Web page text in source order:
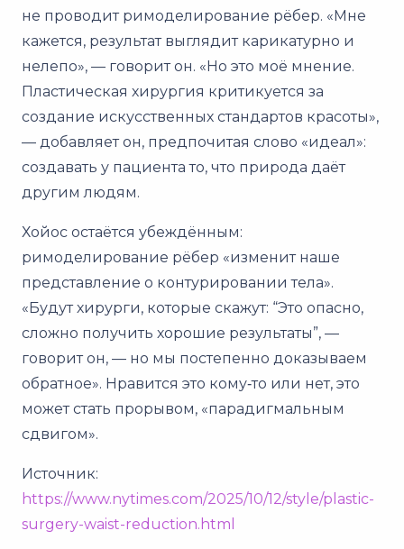
не проводит римоделирование рёбер. «Мне
кажется, результат выглядит карикатурно и
нелепо», — говорит он. «Но это моё мнение.
Пластическая хирургия критикуется за
создание искусственных стандартов красоты»,
— добавляет он, предпочитая слово «идеал»:
создавать у пациента то, что природа даёт
другим людям.
Хойос остаётся убеждённым:
римоделирование рёбер «изменит наше
представление о контурировании тела».
«Будут хирурги, которые скажут: “Это опасно,
сложно получить хорошие результаты”, —
говорит он, — но мы постепенно доказываем
обратное». Нравится это кому‑то или нет, это
может стать прорывом, «парадигмальным
сдвигом».
Источник:
https://www.nytimes.com/2025/10/12/style/plastic-
surgery-waist-reduction.html